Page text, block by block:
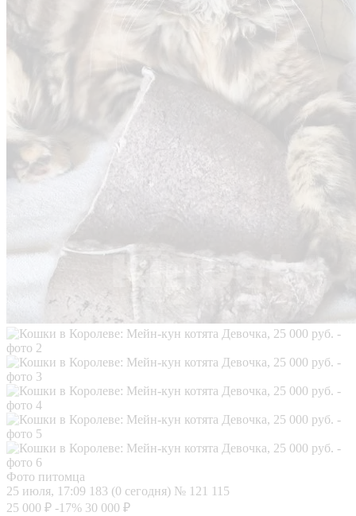
Фото питомца
25 июля, 17:09 183 (0 сегодня) № 121 115
25 000 ₽ -17% 30 000 ₽